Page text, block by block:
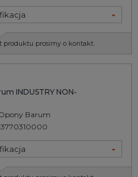
produktu prosimy o kontakt.
INDUSTRY NON-
Barum